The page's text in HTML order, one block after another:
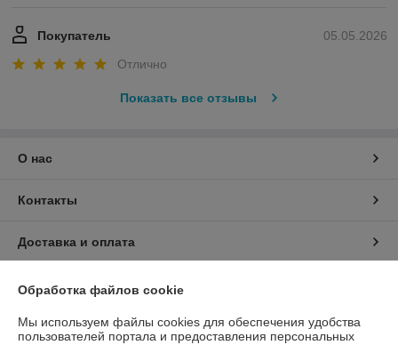
05.05.2026
Покупатель
Отлично
Показать все отзывы
О нас
Контакты
Доставка и оплата
График работы
Полная версия сайта
Обработка файлов cookie
Мы используем файлы cookies для обеспечения удобства
пользователей портала и предоставления персональных